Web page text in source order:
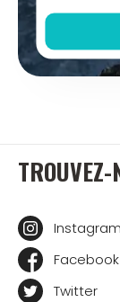
TROUVEZ-
Instagram
Facebook
Twitter